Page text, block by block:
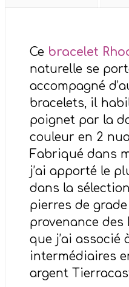
Ce bracelet
naturelle se
accompagné
bracelets, il
poignet par la
couleur en 2
Fabriqué dans
j’ai apporté le
dans la
pierres de grade
provenance des
que j’ai associé
intermédiaires
argent